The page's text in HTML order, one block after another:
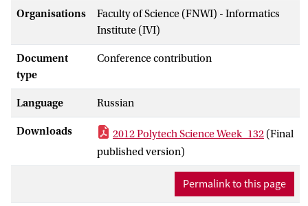
Organisations
Faculty of Science (FNWI) - Informatics
Institute (IVI)
Document
type
Conference contribution
Language Russian
Downloads 2012 Polytech Science Week_132 (Final
published version)
Permalink to this page